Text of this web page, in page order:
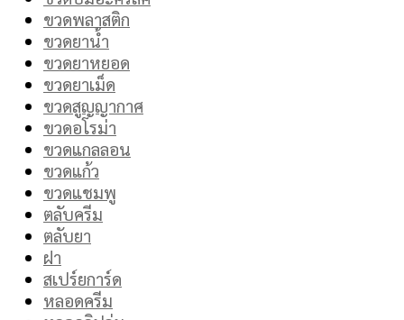
ขวดพลาสติก
ขวดยาน้ำ
ขวดยาหยอด
ขวดยาเม็ด
ขวดสูญญากาศ
ขวดอโรม่า
ขวดแกลลอน
ขวดแก้ว
ขวดแชมพู
ตลับครีม
ตลับยา
ฝา
สเปร์ยการ์ด
หลอดครีม